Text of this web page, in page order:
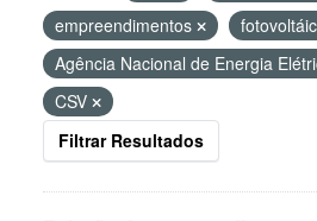
empreendimentos
Agência Nacional de Energia
CSV
Filtrar Resultados